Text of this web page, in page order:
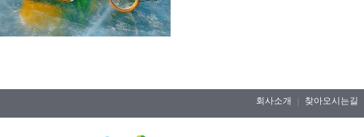
회사소개 찾아오시는길